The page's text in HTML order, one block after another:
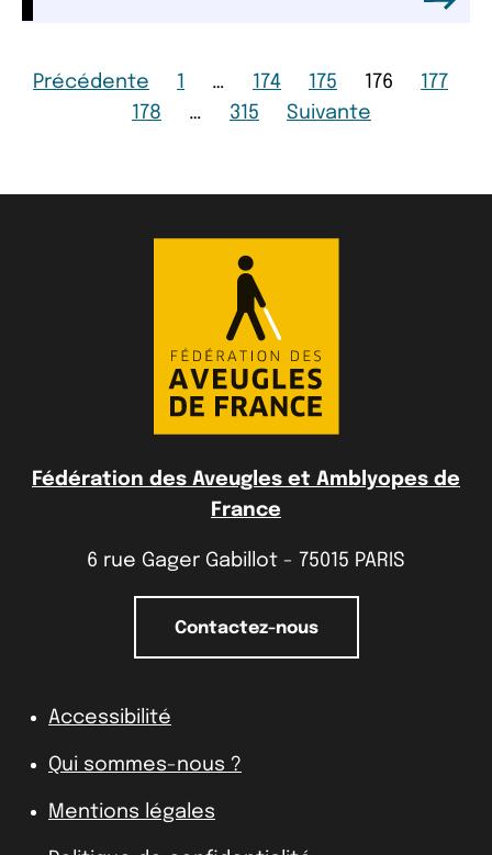
Page
Précédente Page
1 … Page
174 Page
175 Page
176 Page
177
Page
178 … Page
315 Page
Suivante
Fédération des Aveugles et Amblyopes de
France
6 rue Gager Gabillot - 75015 PARIS
Contactez-nous
Accessibilité
Qui sommes-nous ?
Mentions légales